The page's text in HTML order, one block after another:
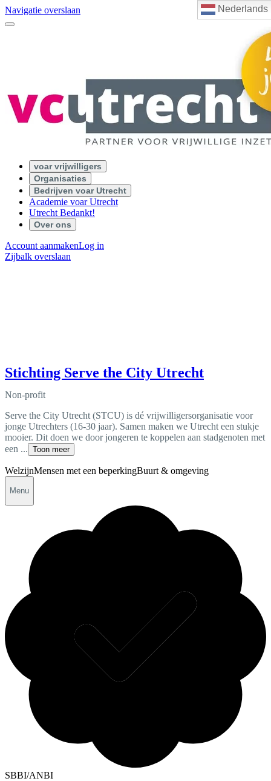
Nederlands
Navigatie overslaan
voar vrijwilligers
Organisaties
Bedrijven voar Utrecht
Academie voar Utrecht
Utrecht Bedankt!
Over ons
Account aanmakenLog in
Zijbalk overslaan
Stichting Serve the City Utrecht
Non-profit
Serve the City Utrecht (STCU) is dé vrijwilligersorganisatie voor
jonge Utrechters (16-30 jaar). Samen maken we Utrecht een stukje
mooier. Dit doen we door jongeren te koppelen aan stadgenoten met
een ... Toon meer
WelzijnMensen met een beperkingBuurt & omgeving
Menu
SBBI/ANBI